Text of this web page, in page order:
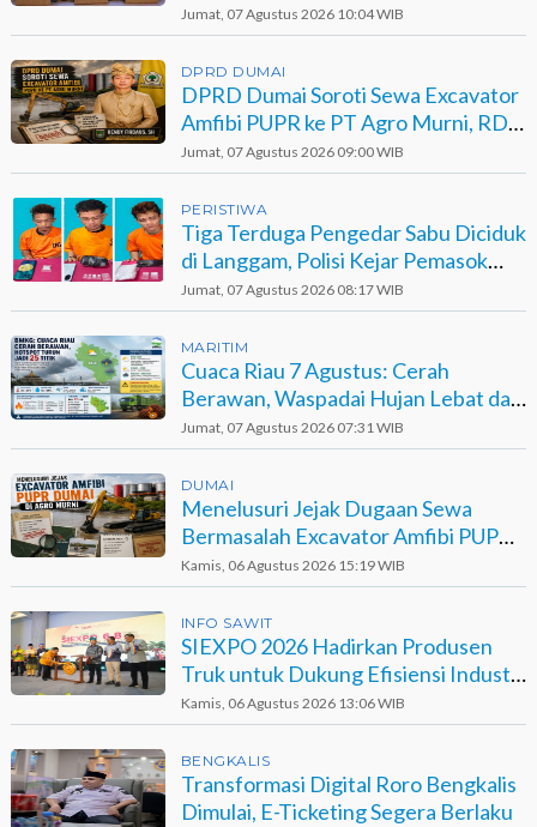
Jumat, 07 Agustus 2026 10:04 WIB
DPRD DUMAI
DPRD Dumai Soroti Sewa Excavator
Amfibi PUPR ke PT Agro Murni, RDP
Jadi Opsi
Jumat, 07 Agustus 2026 09:00 WIB
PERISTIWA
Tiga Terduga Pengedar Sabu Diciduk
di Langgam, Polisi Kejar Pemasok
Berinisial GA
Jumat, 07 Agustus 2026 08:17 WIB
MARITIM
Cuaca Riau 7 Agustus: Cerah
Berawan, Waspadai Hujan Lebat dan
Petir
Jumat, 07 Agustus 2026 07:31 WIB
DUMAI
Menelusuri Jejak Dugaan Sewa
Bermasalah Excavator Amfibi PUPR
Dumai di Agro Murni
Kamis, 06 Agustus 2026 15:19 WIB
INFO SAWIT
SIEXPO 2026 Hadirkan Produsen
Truk untuk Dukung Efisiensi Industri
Sawit
Kamis, 06 Agustus 2026 13:06 WIB
BENGKALIS
Transformasi Digital Roro Bengkalis
Dimulai, E-Ticketing Segera Berlaku